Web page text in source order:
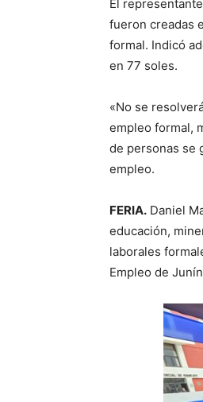
El
fueron creadas
formal. Indicó
en 77 soles.
«No se
empleo formal,
de personas se
empleo.
FERIA. Daniel
educación,
laborales
Empleo de